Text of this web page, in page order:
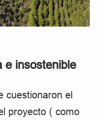
e insostenible
cuestionaron el
proyecto ( como